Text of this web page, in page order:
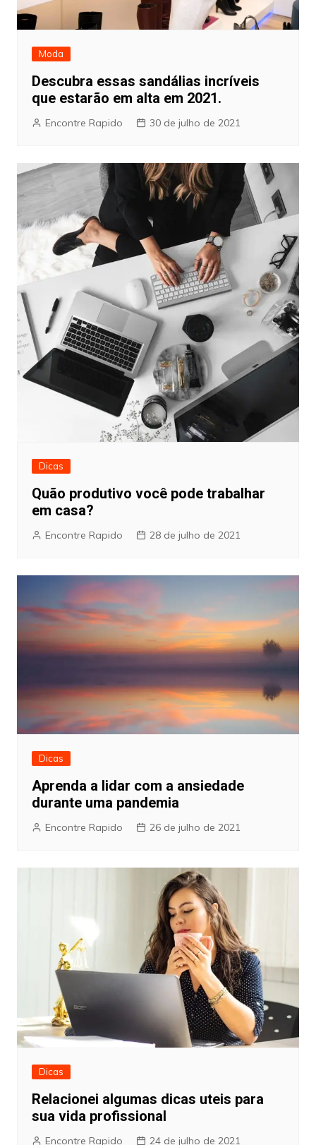
Moda
Descubra essas sandálias incríveis
que estarão em alta em 2021.
Encontre Rapido 30 de julho de 2021
Dicas
Quão produtivo você pode trabalhar
em casa?
Encontre Rapido 28 de julho de 2021
Dicas
Aprenda a lidar com a ansiedade
durante uma pandemia
Encontre Rapido 26 de julho de 2021
Dicas
Relacionei algumas dicas uteis para
sua vida profissional
Encontre Rapido 24 de julho de 2021